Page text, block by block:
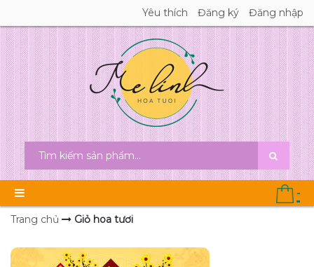
Yêu thích Đăng ký Đăng nhập
-
Trang chủ Giỏ hoa tươi